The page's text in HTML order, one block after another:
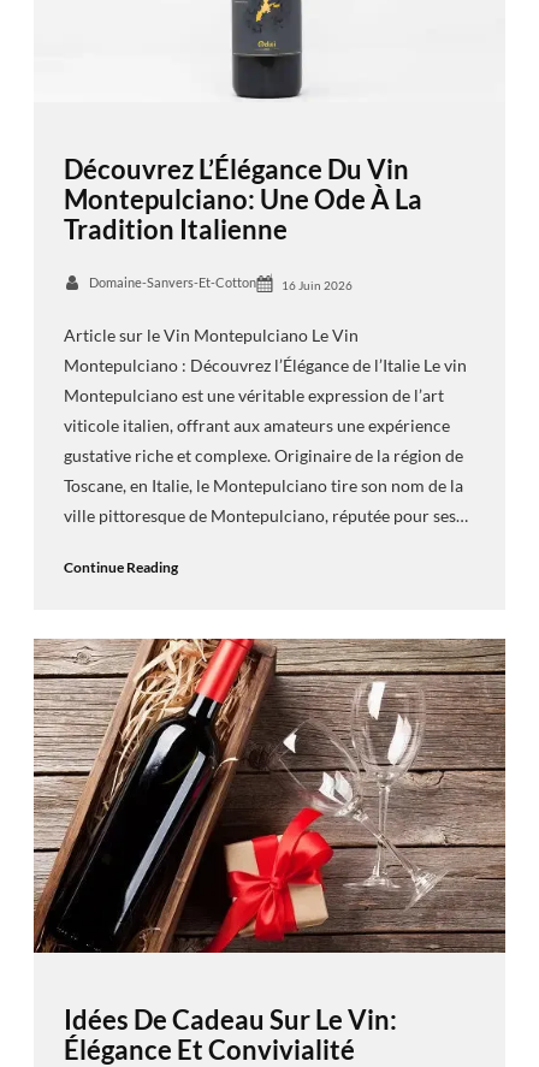
Découvrez L’Élégance Du Vin
Montepulciano: Une Ode À La
Tradition Italienne
Domaine-Sanvers-Et-Cotton 16 Juin 2026
Article sur le Vin Montepulciano Le Vin
Montepulciano : Découvrez l’Élégance de l’Italie Le vin
Montepulciano est une véritable expression de l’art
viticole italien, offrant aux amateurs une expérience
gustative riche et complexe. Originaire de la région de
Toscane, en Italie, le Montepulciano tire son nom de la
ville pittoresque de Montepulciano, réputée pour ses…
Continue Reading
Idées De Cadeau Sur Le Vin:
Élégance Et Convivialité